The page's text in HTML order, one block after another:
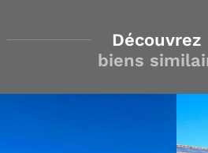
Découvrez
biens